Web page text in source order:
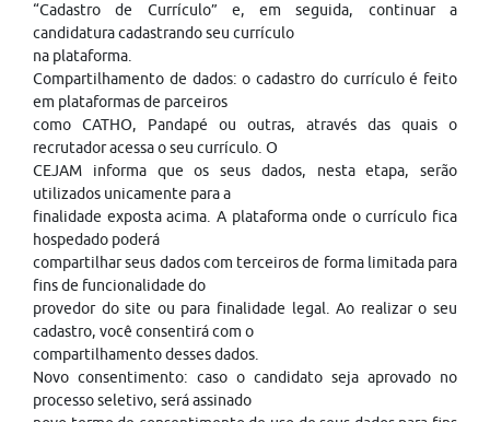
“Cadastro de Currículo” e, em seguida, continuar a
candidatura cadastrando seu currículo
na plataforma.
Compartilhamento de dados: o cadastro do currículo é feito
em plataformas de parceiros
como CATHO, Pandapé ou outras, através das quais o
recrutador acessa o seu currículo. O
CEJAM informa que os seus dados, nesta etapa, serão
utilizados unicamente para a
finalidade exposta acima. A plataforma onde o currículo fica
hospedado poderá
compartilhar seus dados com terceiros de forma limitada para
fins de funcionalidade do
provedor do site ou para finalidade legal. Ao realizar o seu
cadastro, você consentirá com o
compartilhamento desses dados.
Novo consentimento: caso o candidato seja aprovado no
processo seletivo, será assinado